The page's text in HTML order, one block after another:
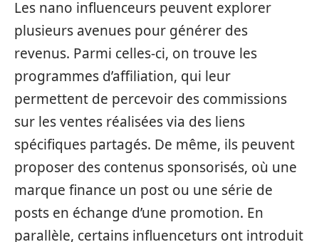
Les nano influenceurs peuvent explorer
plusieurs avenues pour générer des
revenus. Parmi celles-ci, on trouve les
programmes d’affiliation, qui leur
permettent de percevoir des commissions
sur les ventes réalisées via des liens
spécifiques partagés. De même, ils peuvent
proposer des contenus sponsorisés, où une
marque finance un post ou une série de
posts en échange d’une promotion. En
parallèle, certains influenceturs ont introduit